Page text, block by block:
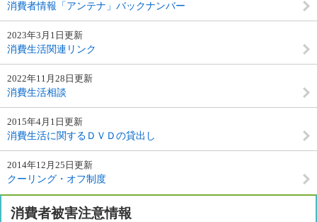
消費者情報「アンテナ」バックナンバー
2023年3月1日更新
消費生活関連リンク
2022年11月28日更新
消費生活相談
2015年4月1日更新
消費生活に関するＤＶＤの貸出し
2014年12月25日更新
クーリング・オフ制度
消費者被害注意情報